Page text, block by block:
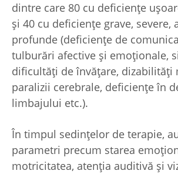
dintre care 80 cu deficiențe
și 40 cu deficiențe grave, severe,
profunde (deficiențe de
tulburări afective și emoționale,
dificultăți de învățare, dizabilități
paralizii cerebrale, deficiențe în
limbajului etc.).
În timpul sedințelor de terapie,
parametri precum starea
motricitatea, atenția auditivă și